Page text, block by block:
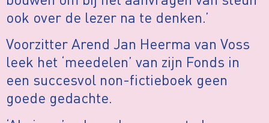
ook over de lezer na te denken.’
Voorzitter Arend Jan Heerma van Voss
leek het ‘meedelen’ van zijn Fonds in
een succesvol non-fictieboek geen
goede gedachte.